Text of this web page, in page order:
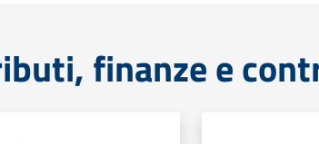
finanze e